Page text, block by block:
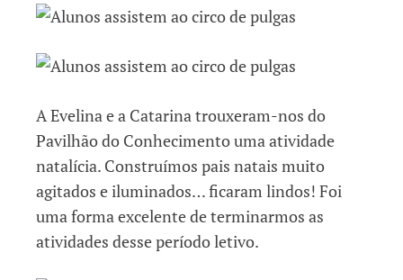
A Evelina e a Catarina trouxeram-nos do
Pavilhão do Conhecimento uma atividade
natalícia. Construímos pais natais muito
agitados e iluminados… ficaram lindos! Foi
uma forma excelente de terminarmos as
atividades desse período letivo.